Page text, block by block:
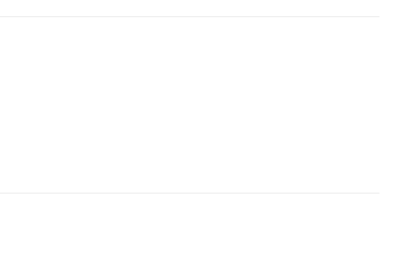
в 2025 году практически не увеличился
не изменилось, зафиксировав незначительный рост
в аналитическом вестнике «Всемирный ежегодник обуви
соответствует сегодняшнему тренду на
обтекаемой формы и с тонкой подошвой). Но в